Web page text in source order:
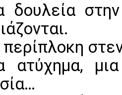
δουλεία
ατύχημα,